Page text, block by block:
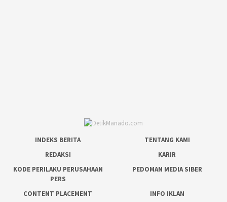
INDEKS BERITA
TENTANG KAMI
REDAKSI
KARIR
KODE PERILAKU PERUSAHAAN
PERS
PEDOMAN MEDIA SIBER
CONTENT PLACEMENT
INFO IKLAN